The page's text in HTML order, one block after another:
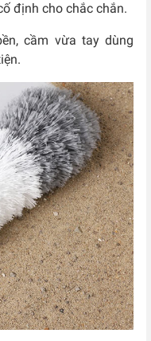
định cho chắc chắn.
cầm vừa tay dùng